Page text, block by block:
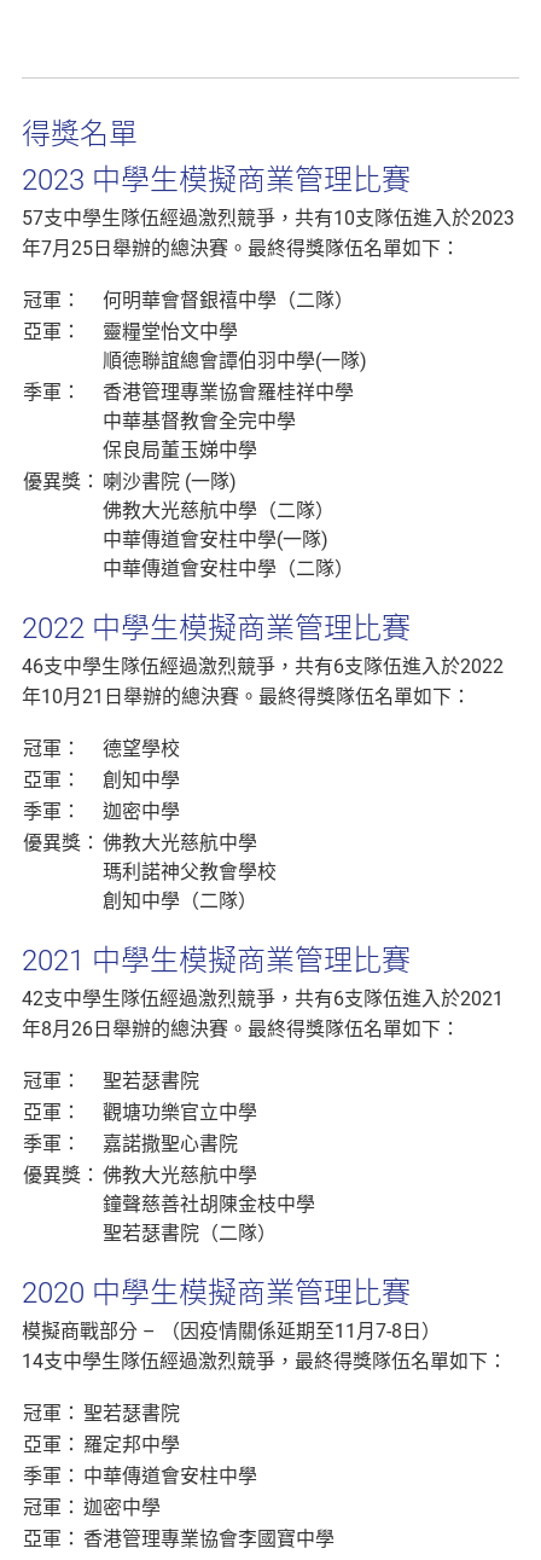
得獎名單
2023 中學生模擬商業管理比賽
57支中學生隊伍經過激烈競爭，共有10支隊伍進入於2023
年7月25日舉辦的總決賽。最終得獎隊伍名單如下：
冠軍：
何明華會督銀禧中學（二隊）
亞軍：
靈糧堂怡文中學
順德聯誼總會譚伯羽中學(一隊)
季軍：
香港管理專業協會羅桂祥中學
中華基督教會全完中學
保良局董玉娣中學
優異獎： 喇沙書院 (一隊)
佛教大光慈航中學（二隊）
中華傳道會安柱中學(一隊)
中華傳道會安柱中學（二隊）
2022 中學生模擬商業管理比賽
46支中學生隊伍經過激烈競爭，共有6支隊伍進入於2022
年10月21日舉辦的總決賽。最終得獎隊伍名單如下：
冠軍：
德望學校
亞軍：
創知中學
季軍：
迦密中學
優異獎： 佛教大光慈航中學
瑪利諾神父教會學校
創知中學（二隊）
2021 中學生模擬商業管理比賽
42支中學生隊伍經過激烈競爭，共有6支隊伍進入於2021
年8月26日舉辦的總決賽。最終得獎隊伍名單如下：
冠軍：
聖若瑟書院
亞軍：
觀塘功樂官立中學
季軍：
嘉諾撒聖心書院
優異獎： 佛教大光慈航中學
鐘聲慈善社胡陳金枝中學
聖若瑟書院（二隊）
2020 中學生模擬商業管理比賽
模擬商戰部分 – （因疫情關係延期至11月7-8日）
14支中學生隊伍經過激烈競爭，最終得獎隊伍名單如下：
冠軍： 聖若瑟書院
亞軍： 羅定邦中學
季軍： 中華傳道會安柱中學
冠軍： 迦密中學
亞軍： 香港管理專業協會李國寶中學